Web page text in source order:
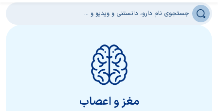
مغز و اعصاب